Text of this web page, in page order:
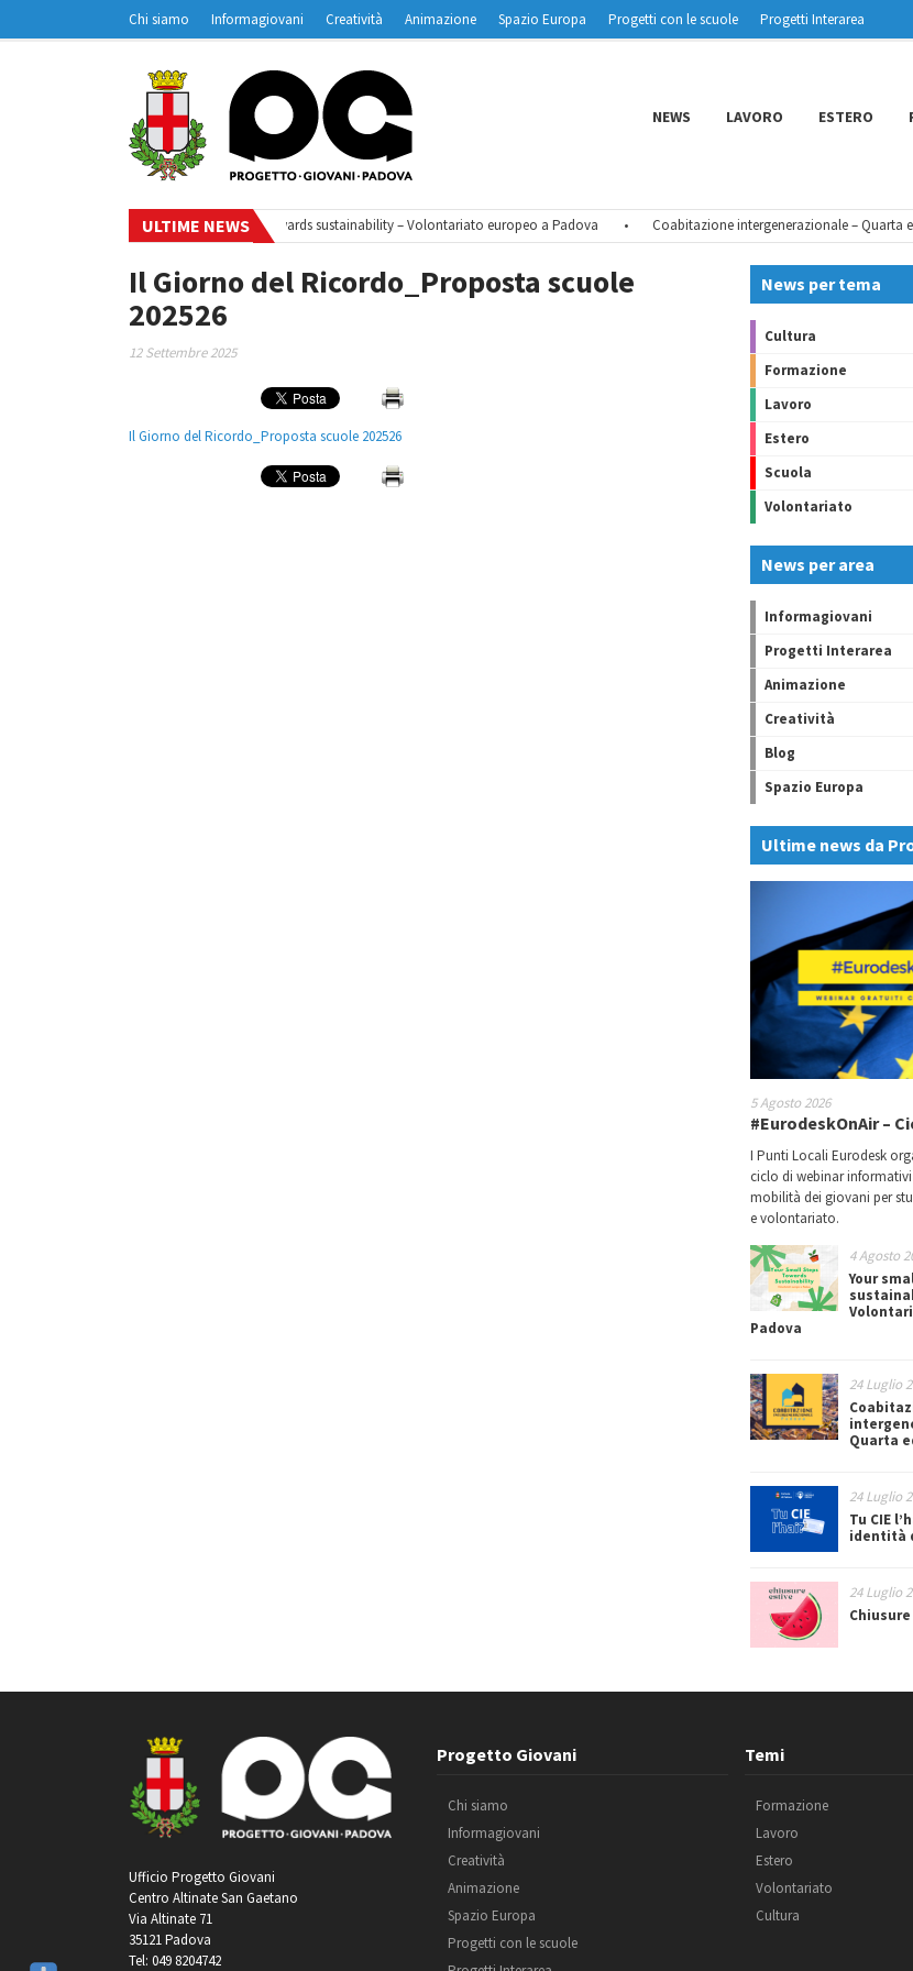
Chi siamo Informagiovani Creatività Animazione Spazio Europa Progetti con le scuole
Progetti Interarea
Contatti
Padovanet
NEWS LAVORO ESTERO
ULTIME NEWS
Your small steps towards sustainability – Volontariato europeo a Padova Coabitazione intergenerazionale – Quarta
Il Giorno del Ricordo_Proposta scuole
202526
12 Settembre 2025
Il Giorno del Ricordo_Proposta scuole 202526
News per tema
Cultura
Formazione
Lavoro
Estero
Scuola
Volontariato
News per area
Informagiovani
Progetti Interarea
Animazione
Creatività
Blog
Spazio Europa
Ultime news da
5 Agosto 2026
#EurodeskOnAir –
I Punti Locali Eurodesk
ciclo di webinar
mobilità dei giovani per
e volontariato.
4 Agosto
Your
Padova
24 Luglio
Quarta
24 Luglio
Tu CIE
identità
24 Luglio
Ufficio Progetto Giovani
Centro Altinate San Gaetano
Via Altinate 71
35121 Padova
Tel: 049 8204742
Progetto Giovani
Chi siamo
Informagiovani
Creatività
Animazione
Spazio Europa
Progetti con le scuole
Temi
Formazione
Lavoro
Estero
Volontariato
Cultura